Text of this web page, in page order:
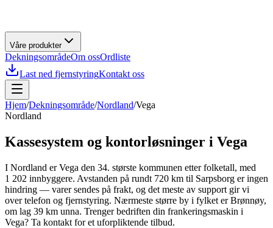
Våre produkter
DekningsområdeOm ossOrdliste
Last ned fjernstyringKontakt oss
Hjem/Dekningsområde/Nordland/Vega
Nordland
Kassesystem og kontorløsninger i Vega
I Nordland er Vega den 34. største kommunen etter folketall, med
1 202 innbyggere. Avstanden på rundt 720 km til Sarpsborg er ingen
hindring — varer sendes på frakt, og det meste av support gir vi
over telefon og fjernstyring. Nærmeste større by i fylket er Brønnøy,
om lag 39 km unna. Trenger bedriften din frankeringsmaskin i
Vega? Ta kontakt for et uforpliktende tilbud.